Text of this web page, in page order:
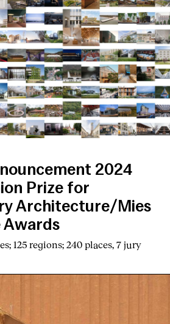
2024
Prize for
Architecture/Mies
Awards
125 regions; 240 places, 7 jury